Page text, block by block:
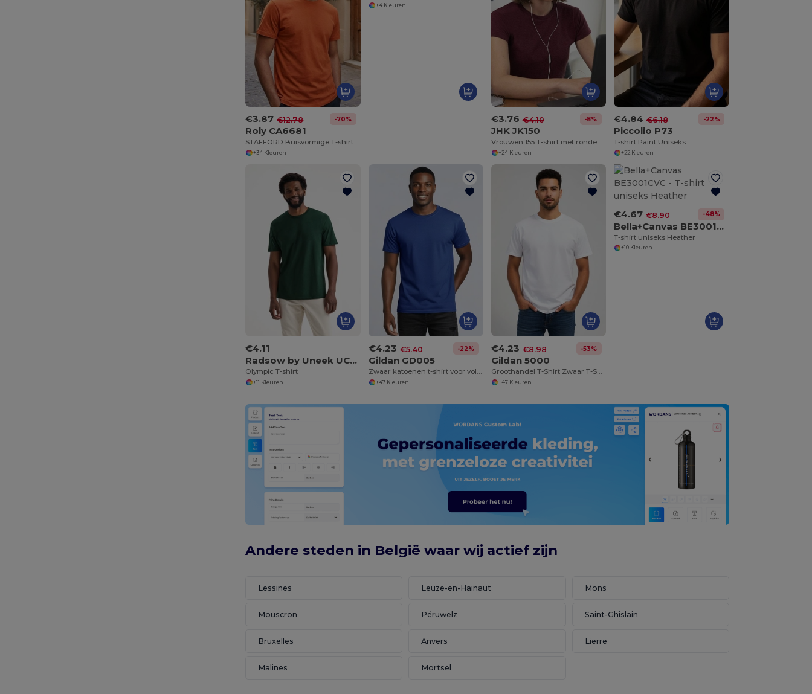
€3.87 €12.78 -70%
Roly CA6681
STAFFORD Buisvormige T-shirt met korte mouwen
+34 Kleuren
+4 Kleuren
€3.76 €4.10 -8%
JHK JK150
Vrouwen 155 T-shirt met ronde hals
+24 Kleuren
€4.84 €6.18 -22%
Piccolio P73
T-shirt Paint Uniseks
+22 Kleuren
€4.11
Radsow by Uneek UC320
Olympic T-shirt
+11 Kleuren
€4.23 €5.40 -22%
Gildan GD005
Zwaar katoenen t-shirt voor volwassenen
+47 Kleuren
€4.23 €8.98 -53%
Gildan 5000
Groothandel T-Shirt Zwaar T-Shirt
+47 Kleuren
€4.67 €8.90 -48%
Bella+Canvas BE3001CVC
T-shirt uniseks Heather
+10 Kleuren
Andere steden in België waar wij actief zijn
Lessines Leuze-en-Hainaut Mons
Mouscron Péruwelz Saint-Ghislain
Bruxelles Anvers Lierre
Malines Mortsel